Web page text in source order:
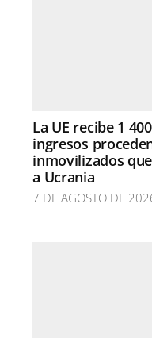
La UE recibe 1
ingresos
inmovilizados
a Ucrania
7 DE AGOSTO DE